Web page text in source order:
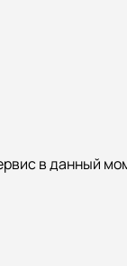
в данный